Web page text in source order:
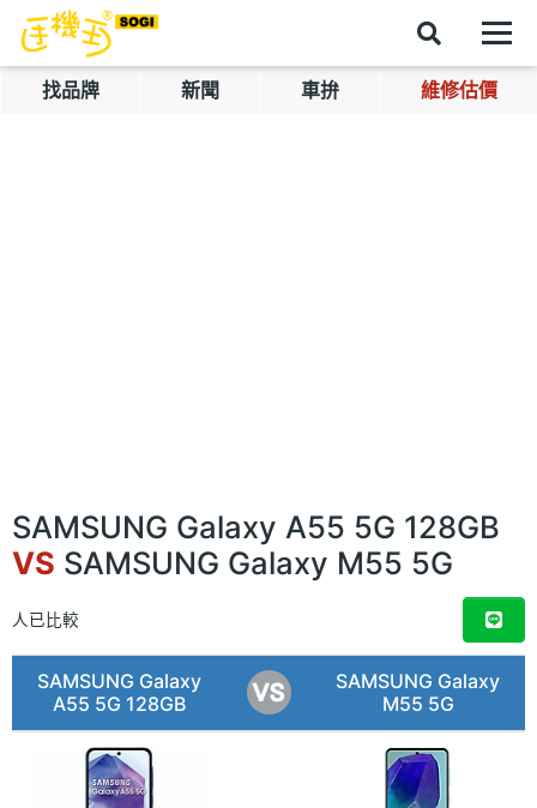
找品牌 新聞 車拚 維修估價
SAMSUNG Galaxy A55 5G 128GB
VS SAMSUNG Galaxy M55 5G
人已比較
SAMSUNG Galaxy
A55 5G 128GB
SAMSUNG Galaxy
M55 5G